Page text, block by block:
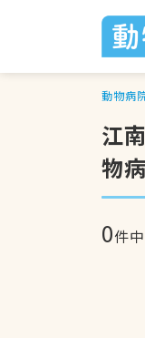
動物病
江
物
0件中